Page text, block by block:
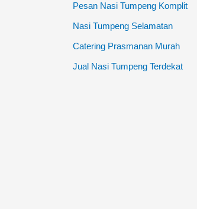
Pesan Nasi Tumpeng Komplit
Nasi Tumpeng Selamatan
Catering Prasmanan Murah
Jual Nasi Tumpeng Terdekat